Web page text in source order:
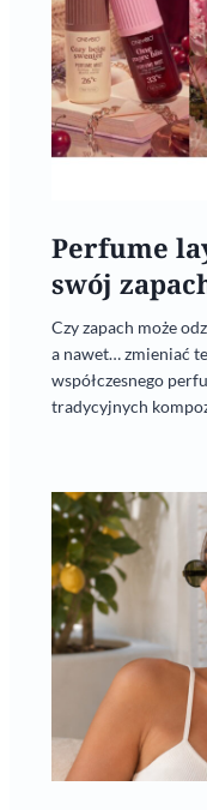
Perfume
swój
Czy zapach może
a nawet… zmieniać
współczesnego
tradycyjnych